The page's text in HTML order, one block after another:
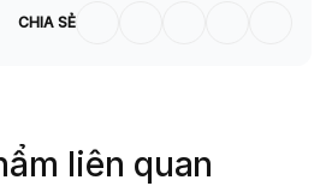
CHIA SẺ
liên quan